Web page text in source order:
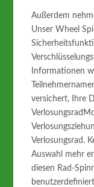
Außerdem
Unser Wheel
Informationen
versichert, Ihre
Verlosungsrad.
Auswahl mehr
diesen Rad-